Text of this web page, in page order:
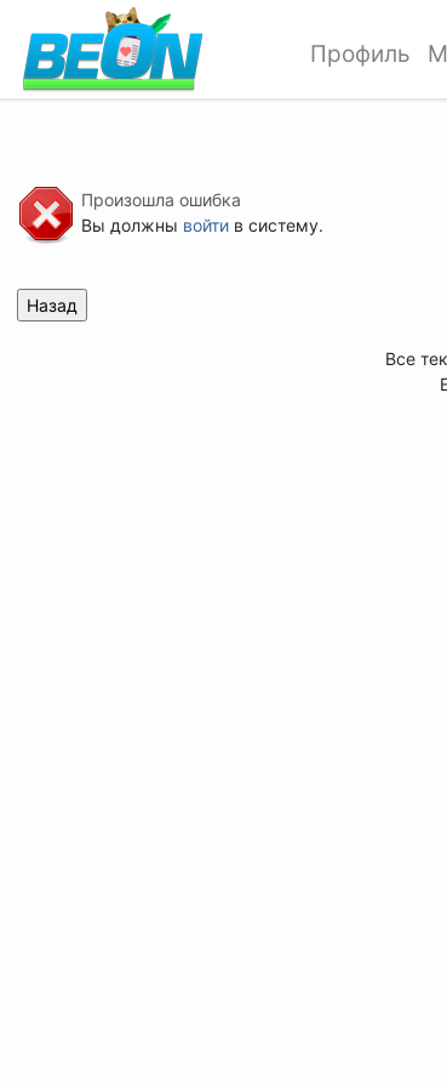
Профиль
Произошла ошибка
Вы должны войтив систему.
Все